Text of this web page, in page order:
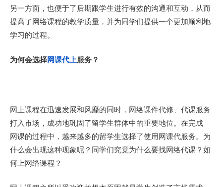
另一方面，也便于了后期跟学生进行有效的沟通和互动，从而
提高了网络课程的教学质量，并为同学们提供一个更加顺利地
学习的过程。
为何会选择网课代上服务？
网上课程在迅速发展和风靡的同时，网络课件代修、代课服务
打入市场，成功地巩固了留学生群体中的重要地位。在完成
网课的过程中，越来越多的留学生选择了使用网课代服务。为
什么会出现这种现象呢？同学们究竟为什么要找网络代课？如
何上网络课程？